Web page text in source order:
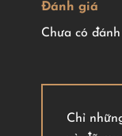
Đánh giá
Chưa có
Chỉ